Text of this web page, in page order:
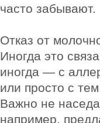
часто забывают.
Отказ от
Иногда это
иногда — с
или просто с
Важно не
например,